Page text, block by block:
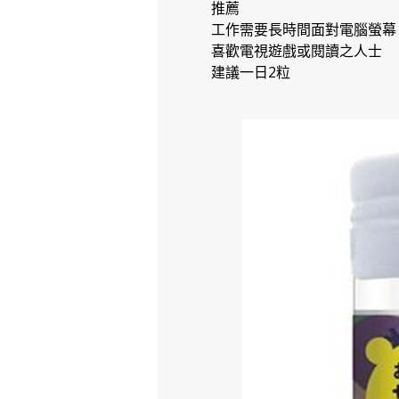
推薦
工作需要長時間面對電腦螢
喜歡電視遊戲或閱讀之人士
建議一日2粒